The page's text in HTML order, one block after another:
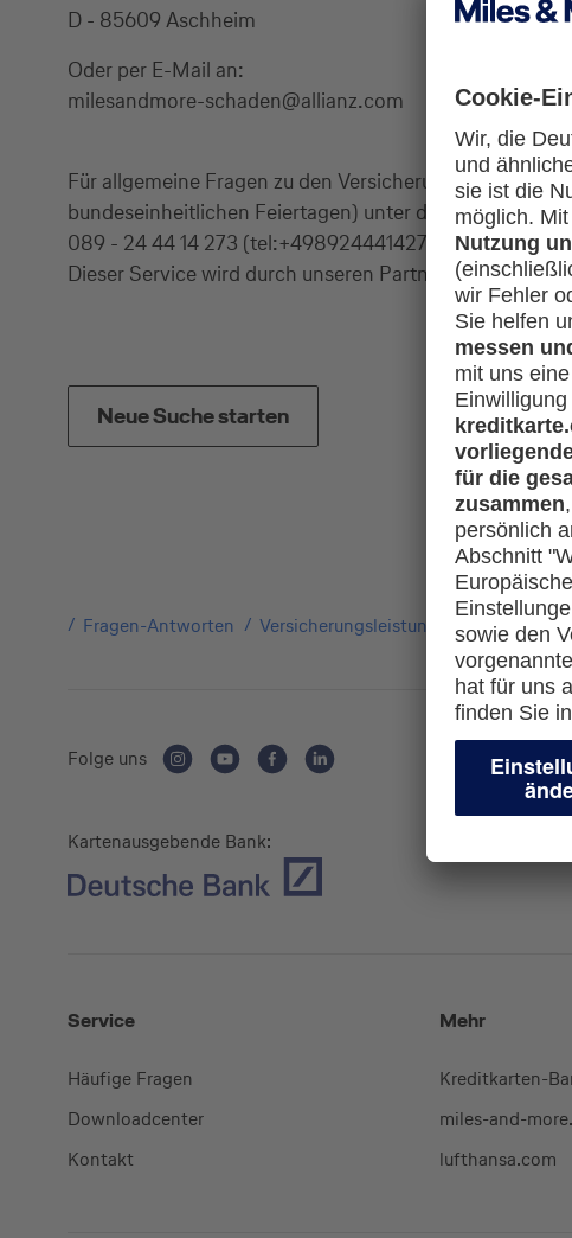
D - 85609 Aschheim
Oder per E-Mail an:
milesandmore-schaden@allianz.com
Für allgemeine Fragen zu den Versicherungen Ihrer
bundeseinheitlichen Feiertagen) unter der
089 - 24 44 14 273 (tel:+4989244414273) für Sie da.
Dieser Service wird durch unseren Partner Allianz
Neue Suche starten
Fragen-Antworten Versicherungsleistungen Was
Folge uns
Kartenausgebende Bank:
Service
Häufige Fragen
Downloadcenter
Kontakt
Mehr
Kreditkarten-
miles-and-
lufthansa.com